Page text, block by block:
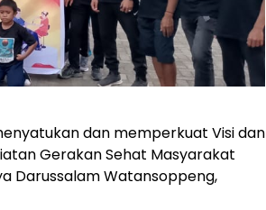
dan memperkuat Visi dan
Gerakan Sehat Masyarakat
Darussalam Watansoppeng,